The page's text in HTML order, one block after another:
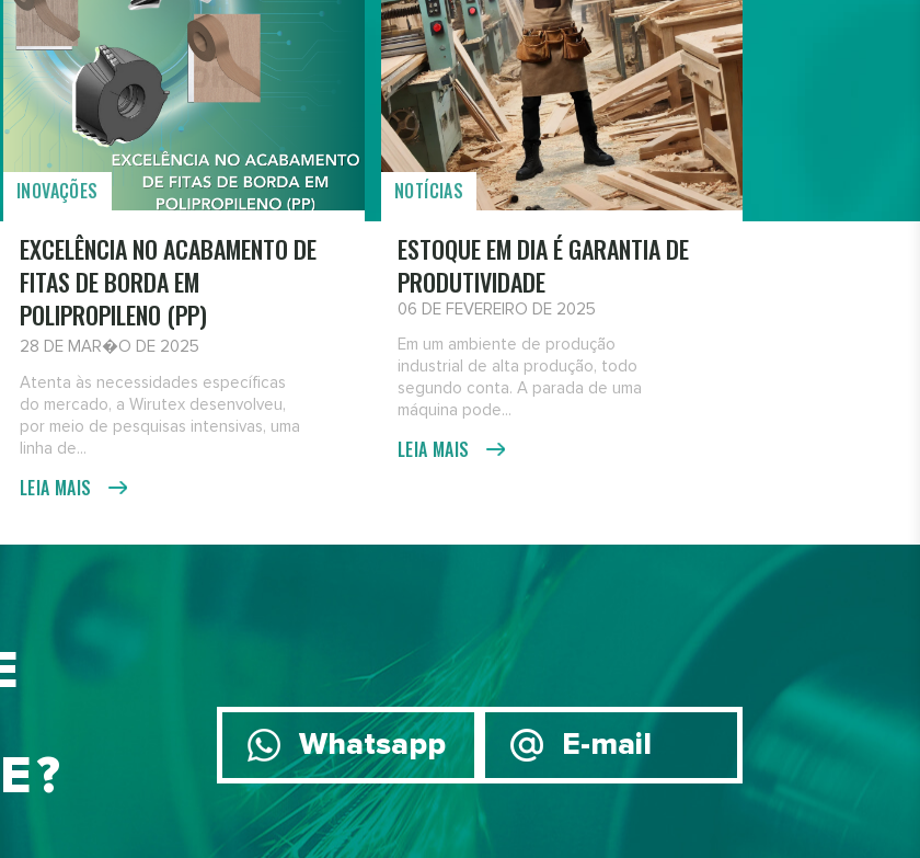
INOVAÇÕES
EXCELÊNCIA NO ACABAMENTO DE
FITAS DE BORDA EM
POLIPROPILENO (PP)
28 DE MAR�O DE 2025
Atenta às necessidades específicas
do mercado, a Wirutex desenvolveu,
por meio de pesquisas intensivas, uma
linha de...
LEIA MAIS
NOTÍCIAS
ESTOQUE EM DIA É GARANTIA DE
PRODUTIVIDADE
06 DE FEVEREIRO DE 2025
Em um ambiente de produção
industrial de alta produção, todo
segundo conta. A parada de uma
máquina pode...
LEIA MAIS
Whatsapp E-mail